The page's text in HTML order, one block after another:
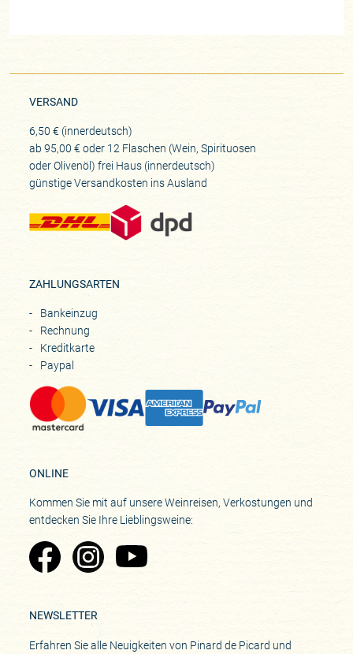
VERSAND
6,50 € (innerdeutsch)
ab 95,00 € oder 12 Flaschen (Wein, Spirituosen
oder Olivenöl) frei Haus (innerdeutsch)
günstige Versandkosten ins Ausland
ZAHLUNGSARTEN
Bankeinzug
Rechnung
Kreditkarte
Paypal
ONLINE
Kommen Sie mit auf unsere Weinreisen, Verkostungen und
entdecken Sie Ihre Lieblingsweine:
Zu Pinard's Facebook-Seite
Zu Pinard's Instagram-Seite
Zu Pinard's YouTube-Seite
NEWSLETTER
Erfahren Sie alle Neuigkeiten von Pinard de Picard und